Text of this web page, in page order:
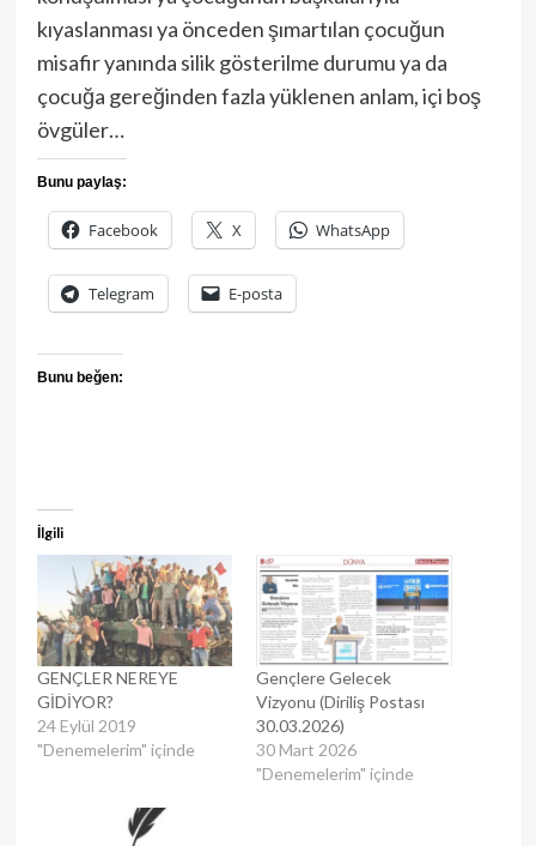
kıyaslanması ya önceden şımartılan çocuğun
misafir yanında silik gösterilme durumu ya da
çocuğa gereğinden fazla yüklenen anlam, içi boş
övgüler…
Bunu paylaş:
Facebook X WhatsApp
Telegram E-posta
Bunu beğen:
İlgili
GENÇLER NEREYE
GİDİYOR?
24 Eylül 2019
"Denemelerim" içinde
Gençlere Gelecek
Vizyonu (Diriliş Postası
30.03.2026)
30 Mart 2026
"Denemelerim" içinde